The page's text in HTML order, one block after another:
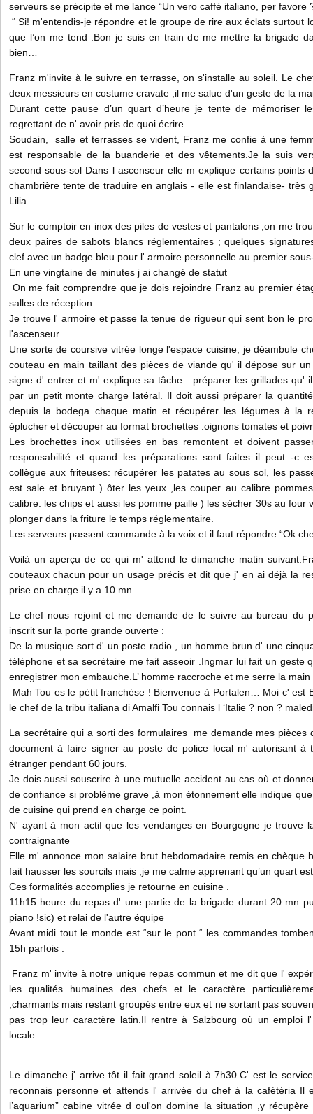
serveurs se précipite et me lance “Un vero caffè italiano, per favore
“ Si! m'entendis-je répondre et le groupe de rire aux éclats surtout
que l’on me tend .Bon je suis en train de me mettre la brigade
bien…
Franz m'invite à le suivre en terrasse, on s'installe au soleil. Le
deux messieurs en costume cravate ,il me salue d'un geste de la
Durant cette pause d’un quart d’heure je tente de mémoriser
regrettant de n' avoir pris de quoi écrire .
Soudain, salle et terrasses se vident, Franz me confie à une
est responsable de la buanderie et des vêtements.Je la suis
second sous-sol Dans l ascenseur elle m explique certains points
chambrière tente de traduire en anglais - elle est finlandaise- très
Lilia.
Sur le comptoir en inox des piles de vestes et pantalons ;on me
deux paires de sabots blancs réglementaires ; quelques
clef avec un badge bleu pour l' armoire personnelle au premier
En une vingtaine de minutes j ai changé de statut
On me fait comprendre que je dois rejoindre Franz au premier
salles de réception.
Je trouve l' armoire et passe la tenue de rigueur qui sent bon le
l'ascenseur.
Une sorte de coursive vitrée longe l'espace cuisine, je déambule
couteau en main taillant des pièces de viande qu' il dépose sur
signe d' entrer et m' explique sa tâche : préparer les grillades qu'
par un petit monte charge latéral. Il doit aussi préparer la
depuis la bodega chaque matin et récupérer les légumes à la
éplucher et découper au format brochettes :oignons tomates et
Les brochettes inox utilisées en bas remontent et doivent
responsabilité et quand les préparations sont faites il peut -c
collègue aux friteuses: récupérer les patates au sous sol, les
est sale et bruyant ) ôter les yeux ,les couper au calibre
calibre: les chips et aussi les pomme paille ) les sécher 30s au four
plonger dans la friture le temps réglementaire.
Les serveurs passent commande à la voix et il faut répondre “Ok
Voilà un aperçu de ce qui m' attend le dimanche matin
couteaux chacun pour un usage précis et dit que j' en ai déjà la
prise en charge il y a 10 mn.
Le chef nous rejoint et me demande de le suivre au bureau du
inscrit sur la porte grande ouverte :
De la musique sort d' un poste radio , un homme brun d' une
téléphone et sa secrétaire me fait asseoir .Ingmar lui fait un geste
enregistrer mon embauche.L’ homme raccroche et me serre la main
Mah Tou es le pétit franchése ! Bienvenue à Portalen… Moi c' est
le chef de la tribu italiana di Amalfi Tou connais l ‘Italie ? non ?
La secrétaire qui a sorti des formulaires me demande mes pièces
document à faire signer au poste de police local m' autorisant à
étranger pendant 60 jours.
Je dois aussi souscrire à une mutuelle accident au cas où et
de confiance si problème grave ,à mon étonnement elle indique
de cuisine qui prend en charge ce point.
N' ayant à mon actif que les vendanges en Bourgogne je trouve
contraignante
Elle m' annonce mon salaire brut hebdomadaire remis en chèque
fait hausser les sourcils mais ,je me calme apprenant qu’un quart
Ces formalités accomplies je retourne en cuisine .
11h15 heure du repas d' une partie de la brigade durant 20 mn
piano !sic) et relai de l'autre équipe
Avant midi tout le monde est “sur le pont “ les commandes
15h parfois .
Franz m' invite à notre unique repas commun et me dit que l'
les qualités humaines des chefs et le caractère
,charmants mais restant groupés entre eux et ne sortant pas
pas trop leur caractère latin.Il rentre à Salzbourg où un emploi
locale.
Le dimanche j' arrive tôt il fait grand soleil à 7h30.C' est le
reconnais personne et attends l' arrivée du chef à la cafétéria Il
l’aquarium” cabine vitrée d oul'on domine la situation ,y